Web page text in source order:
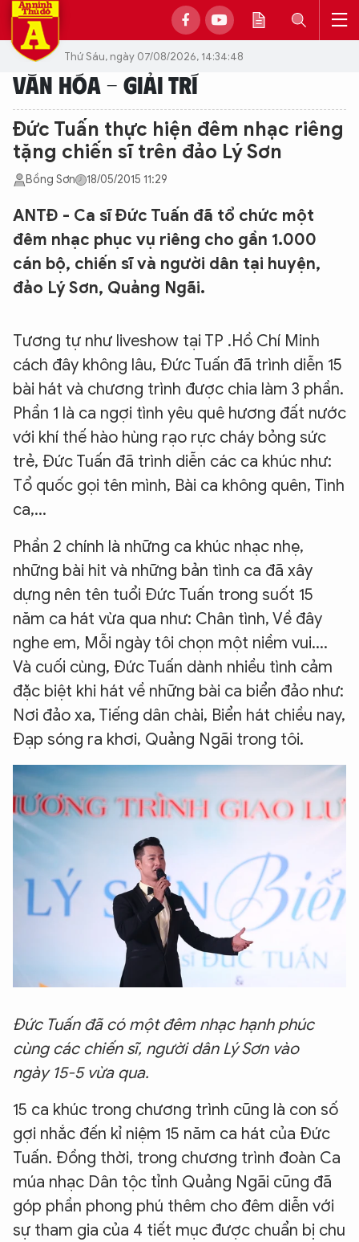
Thứ Sáu, ngày 07/08/2026, 14:34:48
VĂN HÓA - GIẢI TRÍ
Đức Tuấn thực hiện đêm nhạc riêng
tặng chiến sĩ trên đảo Lý Sơn
Bồng Sơn 18/05/2015 11:29
ANTĐ - Ca sĩ Đức Tuấn đã tổ chức một
đêm nhạc phục vụ riêng cho gần 1.000
cán bộ, chiến sĩ và người dân tại huyện,
đảo Lý Sơn, Quảng Ngãi.
Tương tự như liveshow tại TP .Hồ Chí Minh
cách đây không lâu, Đức Tuấn đã trình diễn 15
bài hát và chương trình được chia làm 3 phần.
Phần 1 là ca ngợi tình yêu quê hương đất nước
với khí thế hào hùng rạo rực cháy bỏng sức
trẻ, Đức Tuấn đã trình diễn các ca khúc như:
Tổ quốc gọi tên mình, Bài ca không quên, Tình
ca,...
Phần 2 chính là những ca khúc nhạc nhẹ,
những bài hit và những bản tình ca đã xây
dựng nên tên tuổi Đức Tuấn trong suốt 15
năm ca hát vừa qua như: Chân tình, Về đây
nghe em, Mỗi ngày tôi chọn một niềm vui....
Và cuối cùng, Đức Tuấn dành nhiều tình cảm
đặc biệt khi hát về những bài ca biển đảo như:
Nơi đảo xa, Tiếng dân chài, Biển hát chiều nay,
Đạp sóng ra khơi, Quảng Ngãi trong tôi.
Đức Tuấn đã có một đêm nhạc hạnh phúc
cùng các chiến sĩ, người dân Lý Sơn vào
ngày 15-5 vừa qua.
15 ca khúc trong chương trình cũng là con số
gợi nhắc đến kỉ niệm 15 năm ca hát của Đức
Tuấn. Đồng thời, trong chương trình đoàn Ca
múa nhạc Dân tộc tỉnh Quảng Ngãi cũng đã
góp phần phong phú thêm cho đêm diễn với
sự tham gia của 4 tiết mục được chuẩn bị chu